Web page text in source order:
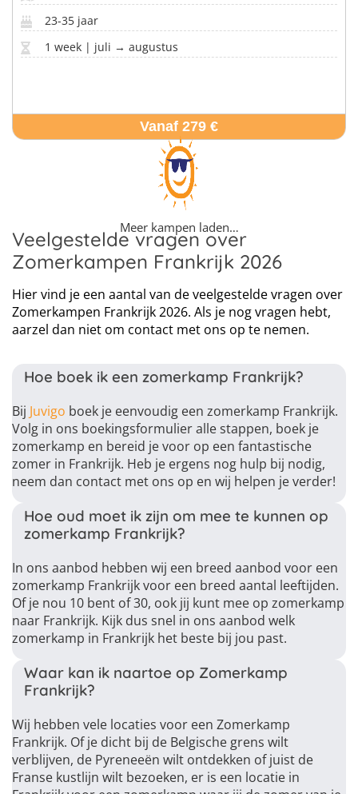
23-35 jaar
1 week | juli → augustus
Vanaf 279 €
Meer kampen laden…
Veelgestelde vragen over
Zomerkampen Frankrijk 2026
Hier vind je een aantal van de veelgestelde vragen over
Zomerkampen Frankrijk 2026. Als je nog vragen hebt,
aarzel dan niet om contact met ons op te nemen.
Hoe boek ik een zomerkamp Frankrijk?
Bij Juvigo boek je eenvoudig een zomerkamp Frankrijk.
Volg in ons boekingsformulier alle stappen, boek je
zomerkamp en bereid je voor op een fantastische
zomer in Frankrijk. Heb je ergens nog hulp bij nodig,
neem dan contact met ons op en wij helpen je verder!
Hoe oud moet ik zijn om mee te kunnen op
zomerkamp Frankrijk?
In ons aanbod hebben wij een breed aanbod voor een
zomerkamp Frankrijk voor een breed aantal leeftijden.
Of je nou 10 bent of 30, ook jij kunt mee op zomerkamp
naar Frankrijk. Kijk dus snel in ons aanbod welk
zomerkamp in Frankrijk het beste bij jou past.
Waar kan ik naartoe op Zomerkamp
Frankrijk?
Wij hebben vele locaties voor een Zomerkamp
Frankrijk. Of je dicht bij de Belgische grens wilt
verblijven, de Pyreneeën wilt ontdekken of juist de
Franse kustlijn wilt bezoeken, er is een locatie in